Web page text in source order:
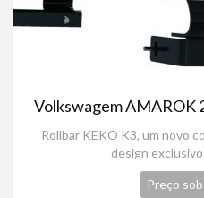
Volkswagem AMAROK
Rollbar KEKO K3, um novo
design
Preço